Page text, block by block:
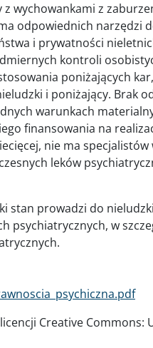
wychowankami z
odpowiednich narzędzi
i prywatności
kontroli
poniżających
i poniżający. Brak
warunkach
finansowania na
nie ma
leków
stan prowadzi do
psychiatrycznych, w
Creative Commons: